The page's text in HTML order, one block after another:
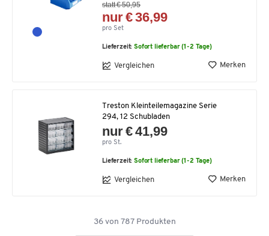
statt € 50,95
nur € 36,99
pro Set
Lieferzeit:Sofort lieferbar (1-2 Tage)
Vergleichen Merken
Treston Kleinteilemagazine Serie
294, 12 Schubladen
nur € 41,99
pro St.
Lieferzeit:Sofort lieferbar (1-2 Tage)
Vergleichen Merken
36von 787Produkten